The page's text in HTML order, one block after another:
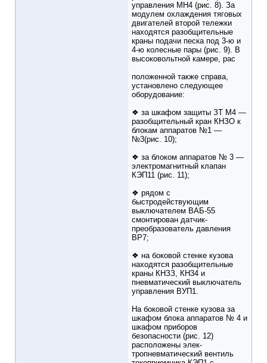
управления МН4 (рис. 8). За
модулем охлаждения тяговых
двигателей второй тележки
находятся разобщительные
краны подачи песка под 3-ю и
4-ю колесные пары (рис. 9). В
высоковольтной камере, рас
положенной также справа,
установлено следующее
оборудование:
❖ за шкафом защиты ЗТ М4 —
разобщительный кран КНЗО к
блокам аппаратов №1 —
№3(рис. 10);
❖ за блоком аппаратов № 3 —
электромагнитный клапан
КЭП11 (рис. 11);
❖ рядом с
быстродействующим
выключателем ВАБ-55
смонтирован датчик-
преобразователь давления
ВР7;
❖ на боковой стенке кузова
находятся разобщительные
краны КНЗЗ, КН34 и
пневматический выключатель
управления ВУП1.
На боковой стенке кузова за
шкафом блока аппаратов № 4 и
шкафом приборов
безопасности (рис. 12)
расположены элек-
тропневматический вентиль